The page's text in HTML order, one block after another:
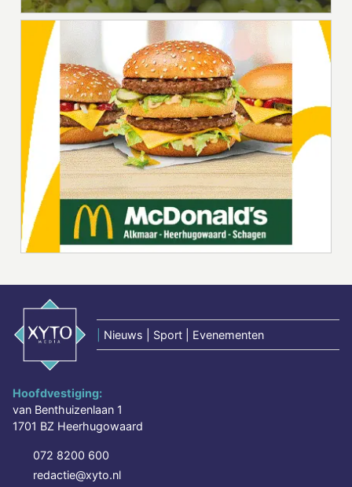
Nieuws | Sport | Evenementen
Hoofdvestiging:
van Benthuizenlaan 1
1701 BZ Heerhugowaard
072 8200 600
redactie@xyto.nl